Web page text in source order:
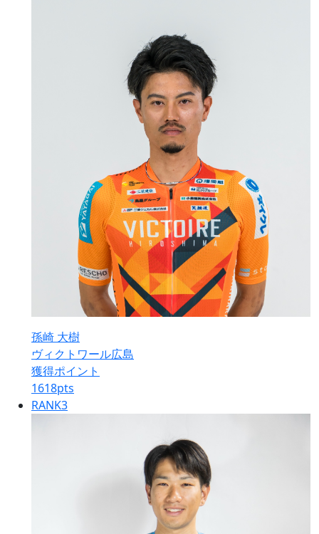
孫崎 大樹
ヴィクトワール広島
獲得ポイント
1618pts
RANK3